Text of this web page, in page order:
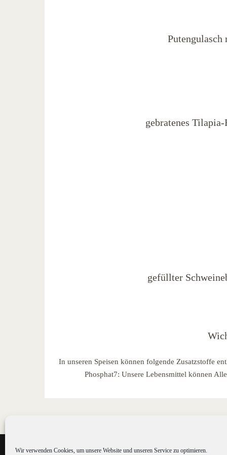
Wir verwenden Cookies, um unsere Website und unseren Service zu optimieren.
gebratenes
gefüllter
In unseren Speisen können folgende Zusatzstoffe
Phosphat7: Unsere Lebensmittel können